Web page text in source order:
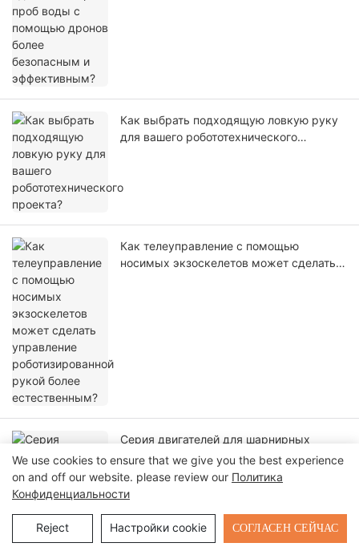
Как выбрать подходящую ловкую руку
для вашего робототехнического
Как телеуправление с помощью
носимых экзоскелетов может сделать
Серия двигателей для шарнирных
соединений роботов Ti5: легкие
исполнительные решения для
робототехники нового поколения.
Send Inquiry
We use cookies to ensure that we give you the best experience
on and off our website. please review our Политика
Конфиденциальности
Reject Настройки cookie СОГЛАСЕН СЕЙЧАС